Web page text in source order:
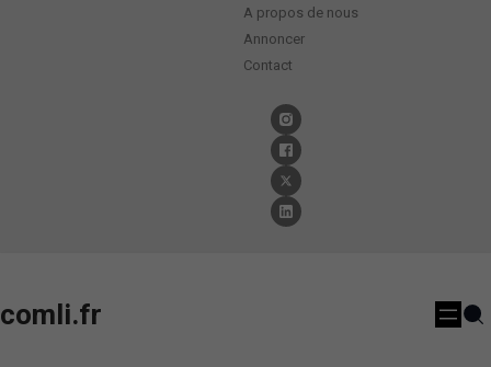
A propos de nous
Annoncer
Contact
comli.fr